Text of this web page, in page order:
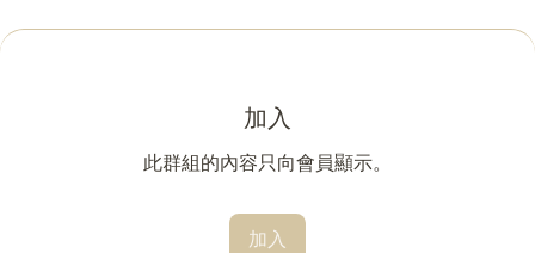
加入
此群組的內容只向會員顯示。
加入